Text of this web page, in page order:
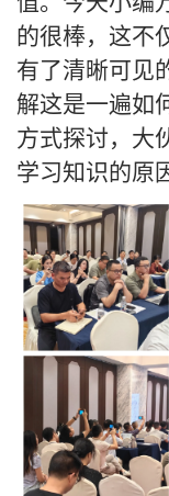
的很棒，这不
有了清晰可见
解这是一遍如
方式探讨，大
学习知识的原